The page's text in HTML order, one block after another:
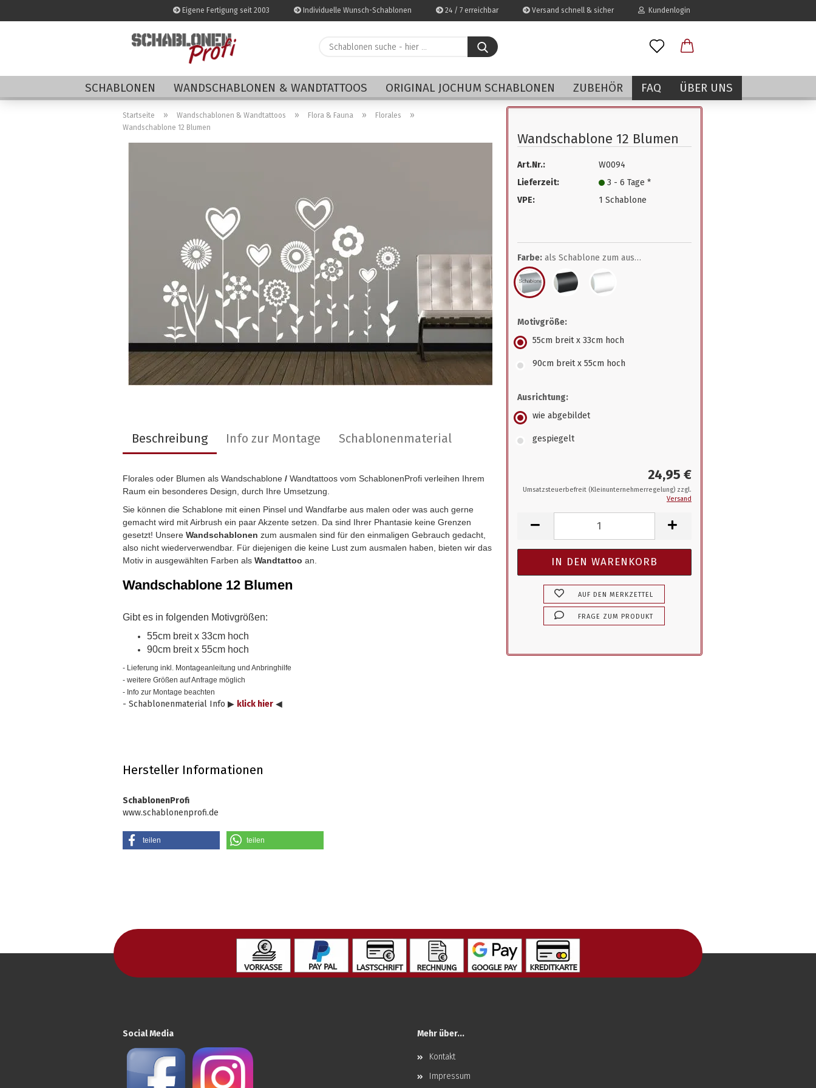
Eigene Fertigung seit 2003 Individuelle Wunsch-Schablonen 24 / 7 erreichbar Versand schnell & sicher Kundenlogin
E-Mail
Passwort
Konto erstellen
Passwort vergessen?
Schablonen
suche
hier
...
SCHABLONEN WANDSCHABLONEN & WANDTATTOOS ORIGINAL JOCHUM SCHABLONEN ZUBEHÖR FAQ ÜBER UNS
Startseite » Wandschablonen & Wandtattoos » Flora & Fauna » Florales »
Wandschablone 12 Blumen
Wandschablone 12 Blumen
Art.Nr.:
W0094
Lieferzeit:
3 - 6 Tage *
VPE:
1 Schablone
Farbe: als Schablone zum ausmalen
Motivgröße:
55cm breit x 33cm hoch
90cm breit x 55cm hoch
Ausrichtung:
wie abgebildet
gespiegelt
24,95 €
Umsatzsteuerbefreit (Kleinunternehmerregelung) zzgl.
Versand
AUF DEN MERKZETTEL
FRAGE ZUM PRODUKT
Beschreibung Info zur Montage Schablonenmaterial
Florales oder Blumen als Wandschablone / Wandtattoos vom SchablonenProfi verleihen Ihrem
Raum ein besonderes Design, durch Ihre Umsetzung.
Sie können die Schablone mit einen Pinsel und Wandfarbe aus malen oder was auch gerne
gemacht wird mit Airbrush ein paar Akzente setzen. Da sind Ihrer Phantasie keine Grenzen
gesetzt! Unsere Wandschablonen zum ausmalen sind für den einmaligen Gebrauch gedacht,
also nicht wiederverwendbar. Für diejenigen die keine Lust zum ausmalen haben, bieten wir das
Motiv in ausgewählten Farben als Wandtattoo an.
Wandschablone 12 Blumen
Gibt es in folgenden Motivgrößen:
55cm breit x 33cm hoch
90cm breit x 55cm hoch
- Lieferung inkl. Montageanleitung und Anbringhilfe
- weitere Größen auf Anfrage möglich
- Info zur Montage beachten
- Schablonenmaterial Info ▶ klick hier ◀
Hersteller Informationen
SchablonenProfi
www.schablonenprofi.de
teilen teilen
Social Media Mehr über...
Kontakt
Impressum